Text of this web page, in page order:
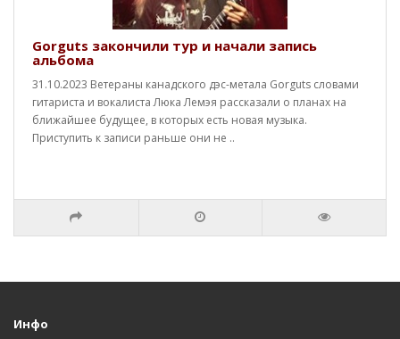
Gorguts закончили тур и начали запись
альбома
31.10.2023 Ветераны канадского дэс-метала Gorguts словами
гитариста и вокалиста Люка Лемэя рассказали о планах на
ближайшее будущее, в которых есть новая музыка.
Приступить к записи раньше они не ..
Инфо